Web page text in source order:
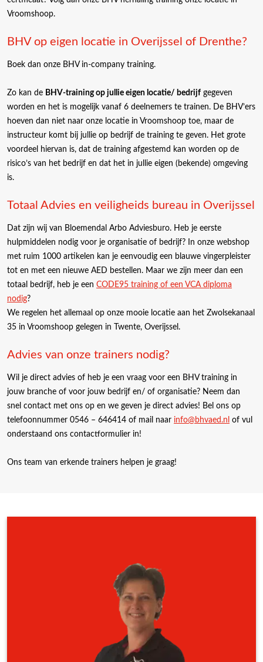
Vroomshoop.
BHV op eigen locatie in Overijssel of Drenthe?
Boek dan onze BHV in-company training.
Zo kan de BHV-training op jullie eigen locatie/ bedrijf gegeven
worden en het is mogelijk vanaf 6 deelnemers te trainen. De BHV’ers
hoeven dan niet naar onze locatie in Vroomshoop toe, maar de
instructeur komt bij jullie op bedrijf de training te geven. Het grote
voordeel hiervan is, dat de training afgestemd kan worden op de
risico’s van het bedrijf en dat het in jullie eigen (bekende) omgeving
is.
Totaal Advies en veiligheids bureau in Overijssel
Dat zijn wij van Bloemendal Arbo Adviesburo. Heb je eerste
hulpmiddelen nodig voor je organisatie of bedrijf? In onze webshop
met ruim 1000 artikelen kan je eenvoudig een blauwe vingerpleister
tot en met een nieuwe AED bestellen. Maar we zijn meer dan een
totaal bedrijf, heb je een CODE95 training of een VCA diploma
nodig?
We regelen het allemaal op onze mooie locatie aan het Zwolsekanaal
35 in Vroomshoop gelegen in Twente, Overijssel.
Advies van onze trainers nodig?
Wil je direct advies of heb je een vraag voor een BHV training in
jouw branche of voor jouw bedrijf en/ of organisatie? Neem dan
snel contact met ons op en we geven je direct advies! Bel ons op
telefoonnummer 0546 – 646414 of mail naar info@bhvaed.nl of vul
onderstaand ons contactformulier in!
Ons team van erkende trainers helpen je graag!